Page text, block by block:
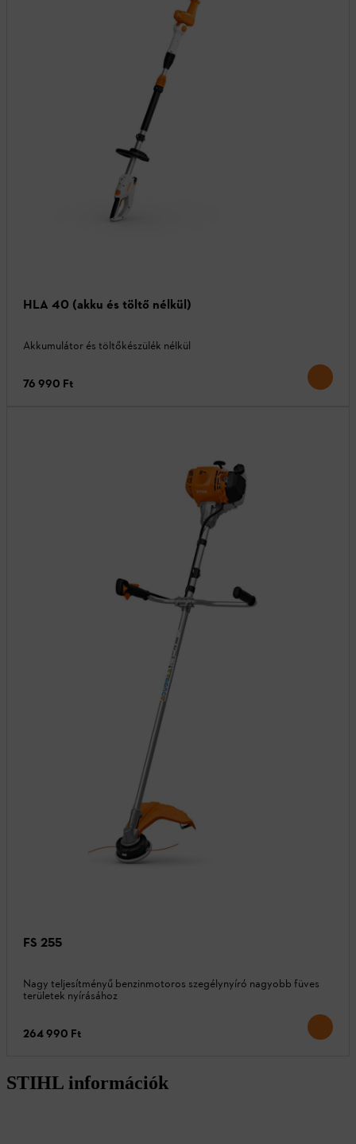
HLA 40 (akku és töltő nélkül)
Akkumulátor és töltőkészülék nélkül
76 990 Ft
FS 255
Nagy teljesítményű benzinmotoros szegélynyíró nagyobb füves
területek nyírásához
264 990 Ft
STIHL információk